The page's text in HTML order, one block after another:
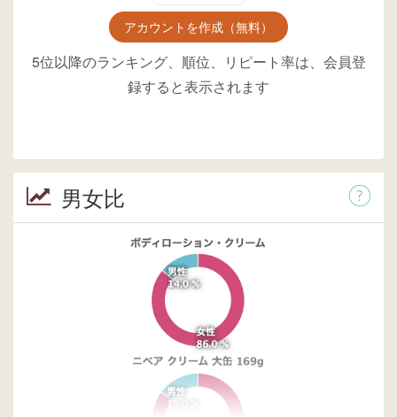
アカウントを作成（無料）
5位以降のランキング、順位、リピート率は、会員登
録すると表示されます
男女比